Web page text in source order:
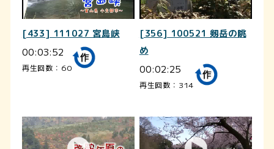
[433] 111027 宮島峡
00:03:52
再生回数：60
[356] 100521 剱岳の眺
め
00:02:25
再生回数：314